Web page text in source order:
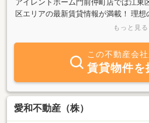
アイレントホーム門前仲町店では江東
区エリアの最新賃貸情報が満載！ 理
全力で応援させて頂きます。 当社は
ど・・・皆様が安心して新生活を迎え
ます★東京メトロ東西線・大江戸線・
門線・総武線沿線を中心にこれはすご
を全力でご紹介いたします！お部屋の
の地域情報もアドバイス致しますので
い。カフェのようなキレイな店内で一
もっと見る
この不動産会
賃貸物件を
愛和不動産（株）